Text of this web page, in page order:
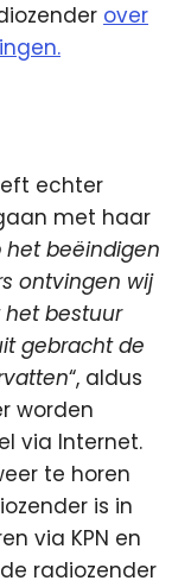
over
echter
met haar
het beëindigen
ontvingen wij
bestuur
gebracht de
“, aldus
worden
via Internet.
te horen
is in
via KPN en
radiozender